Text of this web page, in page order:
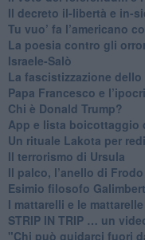
Il decreto il-libertà e in-
Tu vuo’ fa l’americano
La poesia contro gli
Israele-Salò
​La fascistizzazione
Papa Francesco e
​Chi è Donald Trump?
App e lista boicottaggio
​Un rituale Lakota per
Il terrorismo di Ursula
​Il palco, l’anello di
Esimio filosofo
​I mattarelli e le
​STRIP IN TRIP … un
"Chi può guidarci fuori